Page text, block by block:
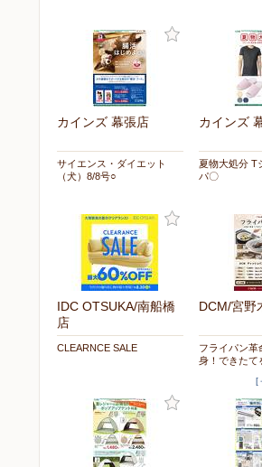
カインズ 幕張店
サイエンス・ダイエット
（犬）8/8号○
カインズ
夏物大処分 T
パ〇
IDC OTSUKA/南船橋
店
CLEARNCE SALE
DCM/宮野
フライパン
身！できたて
[